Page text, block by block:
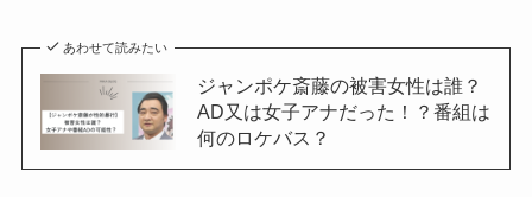
あわせて読みたい
ジャンポケ斎藤の被害女性は誰？
AD又は女子アナだった！？番組は
何のロケバス？